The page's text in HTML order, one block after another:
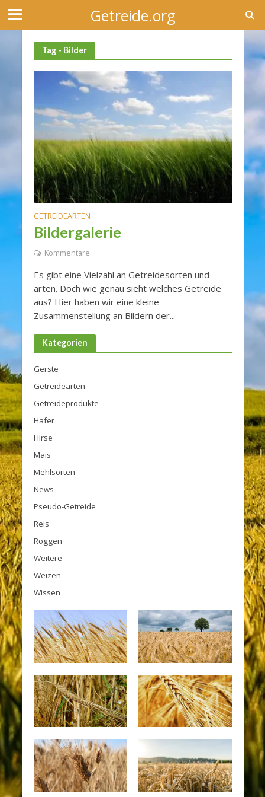
Getreide.org
Tag - Bilder
GETREIDEARTEN
Bildergalerie
Kommentare
Es gibt eine Vielzahl an Getreidesorten und -
arten. Doch wie genau sieht welches Getreide
aus? Hier haben wir eine kleine
Zusammenstellung an Bildern der...
Kategorien
Gerste
Getreidearten
Getreideprodukte
Hafer
Hirse
Mais
Mehlsorten
News
Pseudo-Getreide
Reis
Roggen
Weitere
Weizen
Wissen